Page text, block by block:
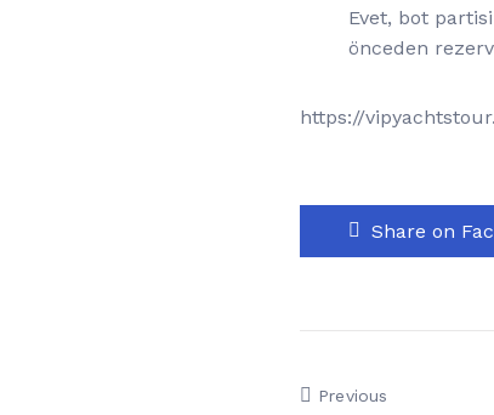
Evet, bot
önceden
https://
Share on
Previous